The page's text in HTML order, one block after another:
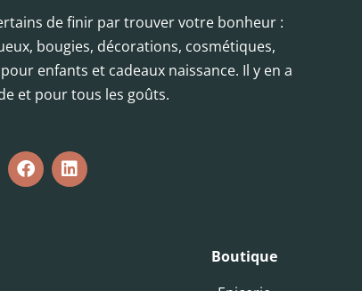
de finir par trouver votre bonheur :
bougies, décorations, cosmétiques,
enfants et cadeaux naissance. Il y en a
et pour tous les goûts.
Boutique